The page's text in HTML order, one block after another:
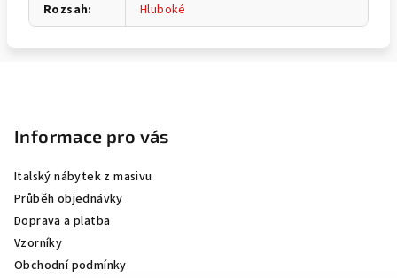
Rozsah: Hluboké
Informace pro vás
Italský nábytek z masivu
Průběh objednávky
Doprava a platba
Vzorníky
Obchodní podmínky